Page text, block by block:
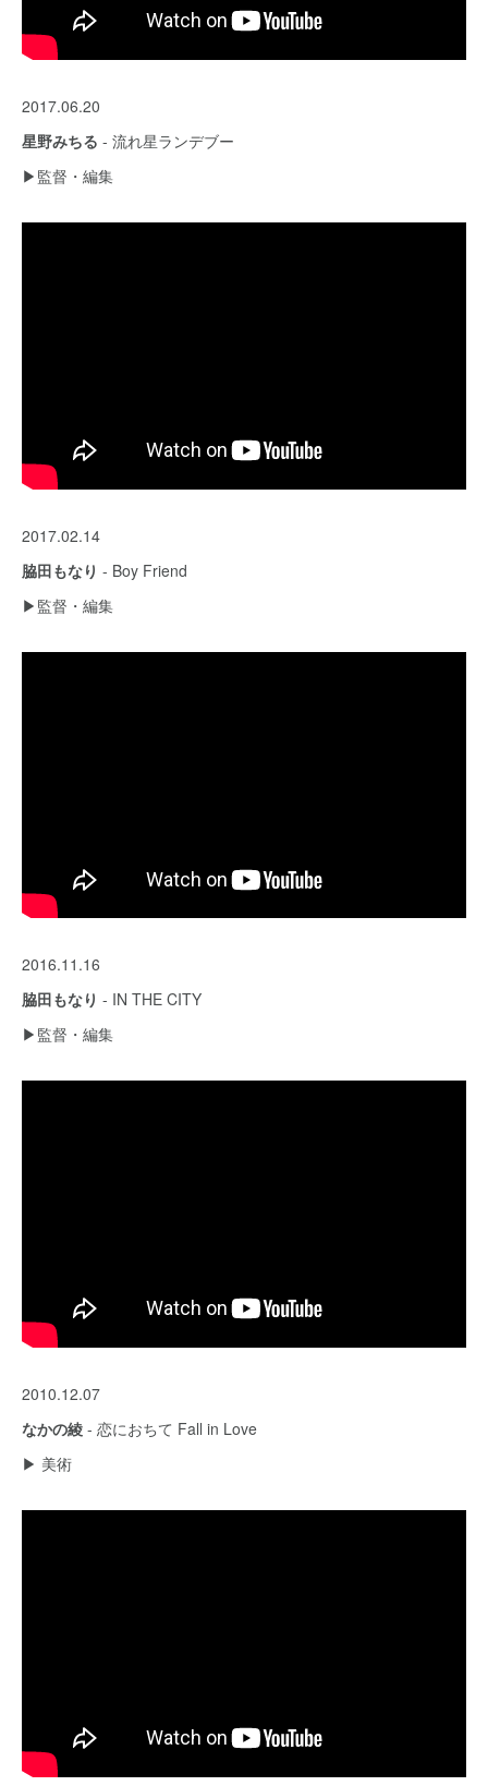
2017.06.20
星野みちる - 流れ星ランデブー
▶︎監督・編集
2017.02.14
脇田もなり - Boy Friend
▶︎監督・編集
2016.11.16
脇田もなり - IN THE CITY
▶︎監督・編集
2010.12.07
なかの綾 - 恋におちて Fall in Love
▶︎ 美術